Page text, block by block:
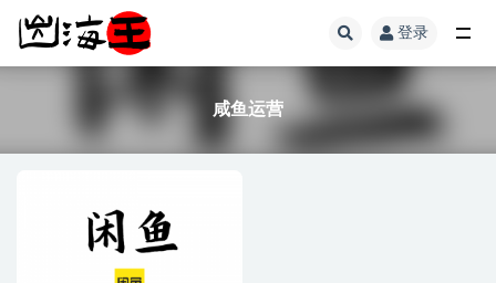
登录
咸鱼运营
全部